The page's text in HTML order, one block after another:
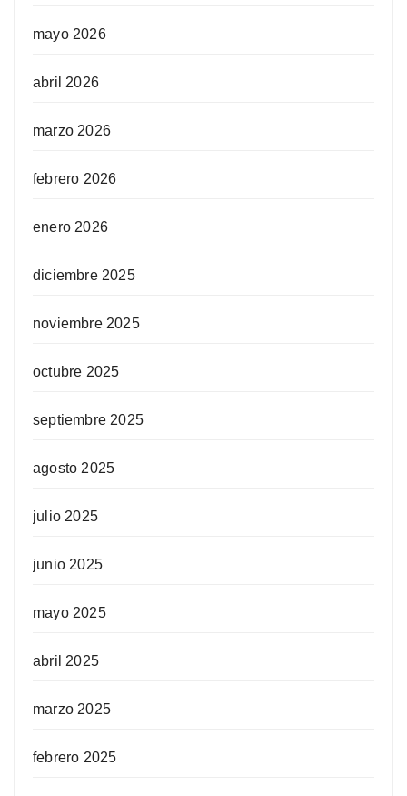
mayo 2026
abril 2026
marzo 2026
febrero 2026
enero 2026
diciembre 2025
noviembre 2025
octubre 2025
septiembre 2025
agosto 2025
julio 2025
junio 2025
mayo 2025
abril 2025
marzo 2025
febrero 2025